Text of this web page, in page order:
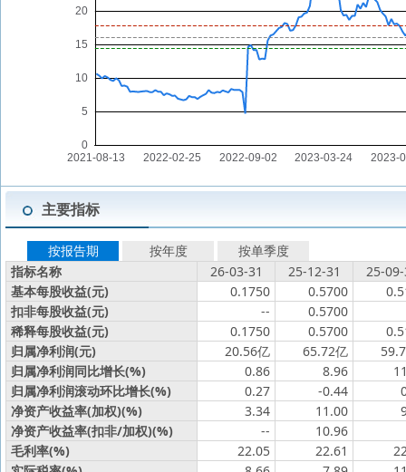
主要指标
按报告期 按年度
按单季度
指标名称
26-03-31 25-12-31
25-
基本每股收益(元)
0.1750 0.5700
扣非每股收益(元)
--
0.5700
稀释每股收益(元)
0.1750 0.5700
归属净利润(元)
20.56亿 65.72亿
归属净利润同比增长(%)
0.86 8.96
归属净利润滚动环比增长(%)
0.27 -0.44
净资产收益率(加权)(%)
3.34 11.00
净资产收益率(扣非/加权)(%)
--
10.96
毛利率(%)
22.05 22.61